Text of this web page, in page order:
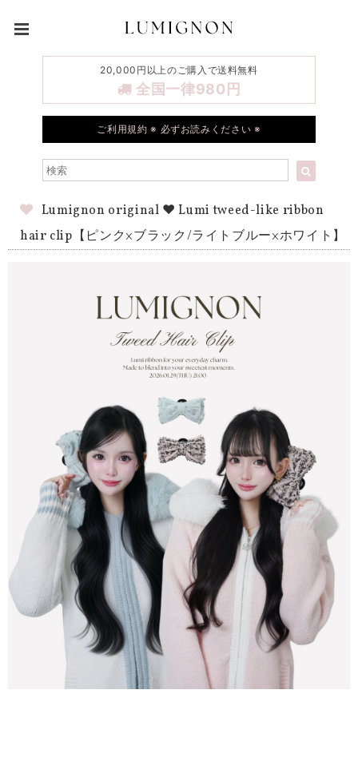
20,000円以上のご購入で送料無料
全国一律980円
ご利用規約 ※ 必ずお読みください ※
Lumignon original ♥ Lumi tweed-like ribbon
hair clip【ピンク×ブラック/ライトブルー×ホワイト】